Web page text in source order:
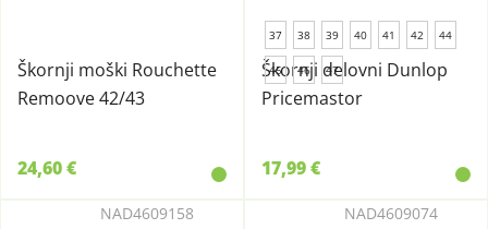
Škornji moški Rouchette
Remoove 42/43
24,60 €
37 38 39 40 41 42 44
45 46 47
Škornji delovni Dunlop
Pricemastor
17,99 €
NAD4609158 NAD4609074